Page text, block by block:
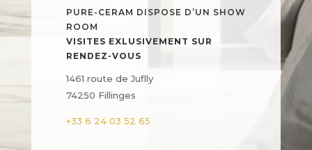
PURE-CERAM DISPOSE D’UN SHOW
ROOM
VISITES EXLUSIVEMENT SUR
RENDEZ-VOUS
1461 route de Juflly
74250 Fillinges
+33 6 24 03 52 65